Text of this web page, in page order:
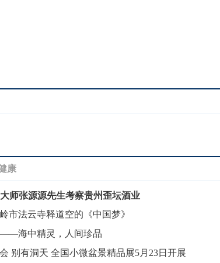
康
师张源源先生考察贵州歪坛酒业
市法云寺释道空的《中国梦》
海中精灵，人间珍品
别有洞天 全国小微盆景精品展5月23日开展